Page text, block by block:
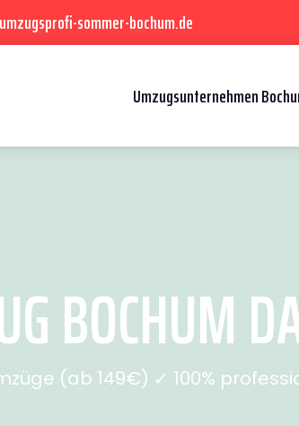
sommer-bochum.de
Umzugsunternehmen
BOCHUM
(ab 149€) ✓ 100%